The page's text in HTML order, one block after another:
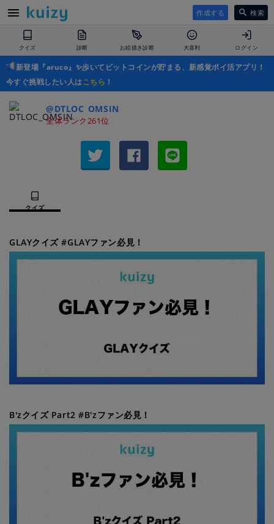
作成する 検索
クイズ 診断 お絵描き診断 大喜利 ログイン
新登場『aruco』✨歩いてビットコインが貯まる、新感覚ポイ活アプリ！
今すぐ挑戦したい人はこちら ！
@DTLOC_OMSIN
全体ランク261位
クイズ
GLAYクイズ #GLAYファン必見！
B'zクイズ Part2 #B'zファン必見！